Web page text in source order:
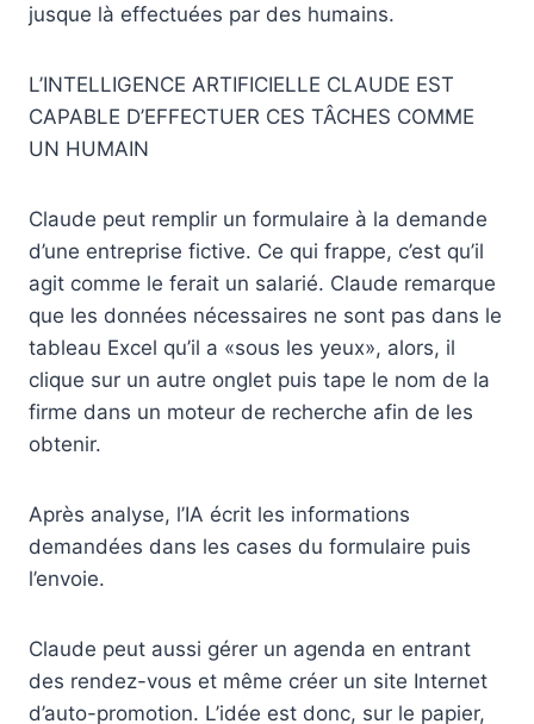
jusque là effectuées par des humains.
L’INTELLIGENCE ARTIFICIELLE CLAUDE EST
CAPABLE D’EFFECTUER CES TÂCHES COMME
UN HUMAIN
Claude peut remplir un formulaire à la demande
d’une entreprise fictive. Ce qui frappe, c’est qu’il
agit comme le ferait un salarié. Claude remarque
que les données nécessaires ne sont pas dans le
tableau Excel qu’il a «sous les yeux», alors, il
clique sur un autre onglet puis tape le nom de la
firme dans un moteur de recherche afin de les
obtenir.
Après analyse, l’IA écrit les informations
demandées dans les cases du formulaire puis
l’envoie.
Claude peut aussi gérer un agenda en entrant
des rendez-vous et même créer un site Internet
d’auto-promotion. L’idée est donc, sur le papier,